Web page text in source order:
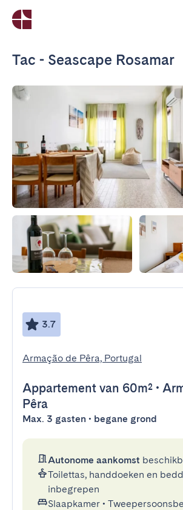
Tac - Seascape Rosamar
3.7
Armação de Pêra, Portugal
Appartement van 60m² •
Pêra
Max. 3 gasten • begane grond
Autonome aankomst
Toilettas, handdoeken en
inbegrepen
Slaapkamer •